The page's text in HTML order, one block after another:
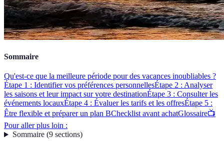
Sommaire
Qu'est-ce que la meilleure période pour des vacances inoubliables ?
Étape 1 : Identifier vos préférences personnellesÉtape 2 : Analyser
les saisons et leur impact sur votre destinationÉtape 3 : Consulter les
événements locauxÉtape 4 : Évaluer les tarifs et les offresÉtape 5 :
Être flexible et préparer un plan BChecklist avant achatGlossaire📺
Pour aller plus loin :
Sommaire(9 sections)